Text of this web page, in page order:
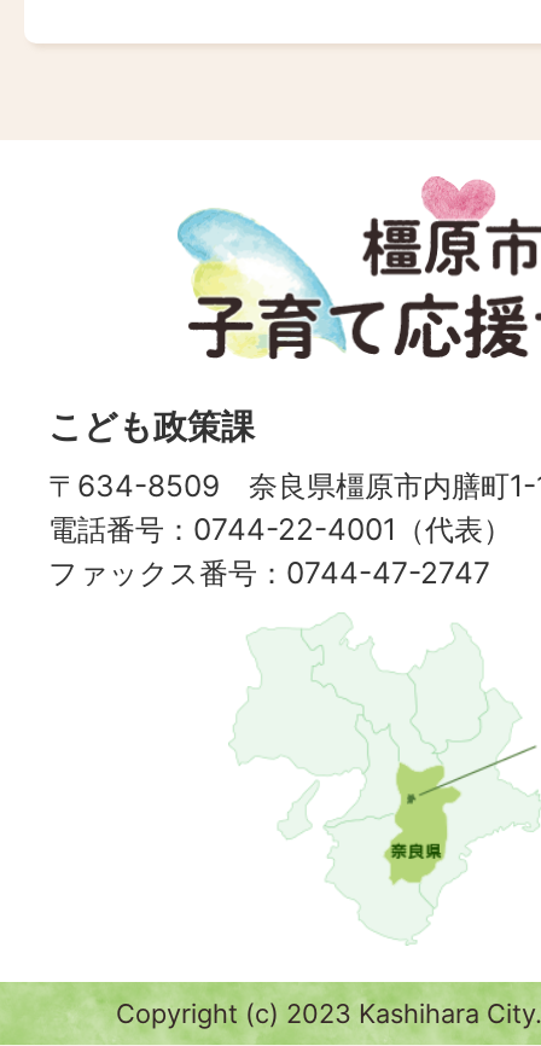
原
市
子
育
応
援
サ
イ
ト
こども政策課
〒634-8509 奈良県橿原市内膳町
電話番号：0744-22-4001（代表）
ファックス番号：0744-47-2747
Copyright (c) 2023 Kashihara